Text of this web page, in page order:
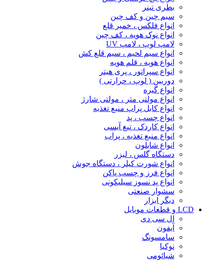
بطری تینر
سیم چین و کف چین
انواع فلکس ، خمیر قلع
انواع نوک هویه ، کف چین
لامپ لوپ ، لامپ UV
انواع سیم لحیم ، سیم قلع کش
انواع هویه ، قلم هویه
انواع سپراتور ، پری هیتر
دوربین ( لوپ ، حرارتی )
انواع گیره
انواع مولتی متر ، مولتی شارژ
انواع کابل پراپ منبع تغذیه
انواع چسب ، پد
انواع کاردک ، تیغ آیسی
انواع منبع تغذیه ، پراب
انواع شابلون
دستگاه گلس ، لیزر
انواع شورت کیلر ، دستگاه جوش
انواع فرز و چسب پاکن
انواع پد نسوز سیلیکونی
سشوار صنعتی
دیگر ابزار
LCD و قطعات موبایل
ال سی دی
آیفون
سامسونگ
نوکیا
شیائومی